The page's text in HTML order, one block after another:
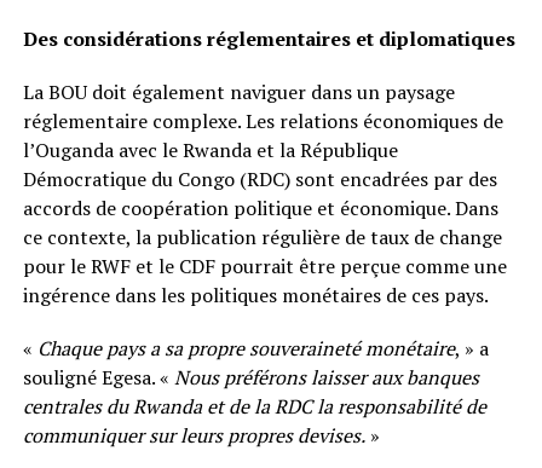
Des considérations réglementaires et diplomatiques
La BOU doit également naviguer dans un paysage
réglementaire complexe. Les relations économiques de
l’Ouganda avec le Rwanda et la République
Démocratique du Congo (RDC) sont encadrées par des
accords de coopération politique et économique. Dans
ce contexte, la publication régulière de taux de change
pour le RWF et le CDF pourrait être perçue comme une
ingérence dans les politiques monétaires de ces pays.
« Chaque pays a sa propre souveraineté monétaire, » a
souligné Egesa. « Nous préférons laisser aux banques
centrales du Rwanda et de la RDC la responsabilité de
communiquer sur leurs propres devises.»